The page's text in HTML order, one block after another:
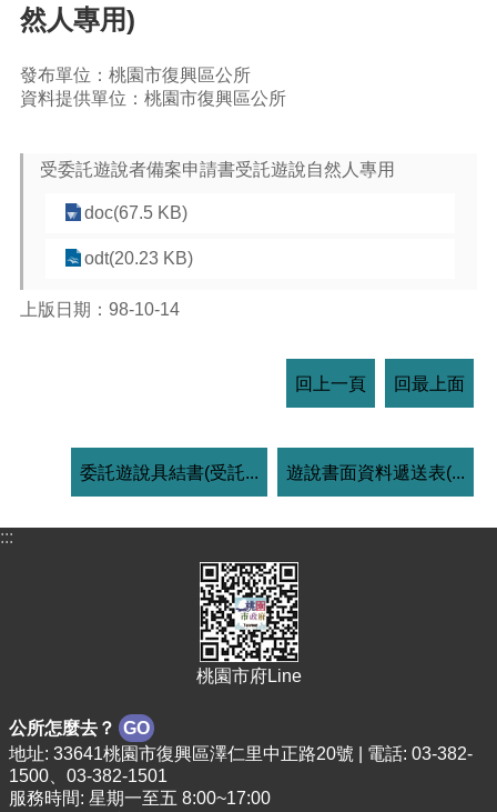
然人專用)
發布單位：桃園市復興區公所
資料提供單位：桃園市復興區公所
受委託遊說者備案申請書受託遊說自然人專用
doc(67.5 KB)
odt(20.23 KB)
上版日期：98-10-14
回上一頁 回最上面
委託遊說具結書(受託... 遊說書面資料遞送表(...
:::
桃園市府Line
公所怎麼去？ GO
地址: 33641桃園市復興區澤仁里中正路20號 | 電話: 03-382-
1500、03-382-1501
服務時間: 星期一至五 8:00~17:00